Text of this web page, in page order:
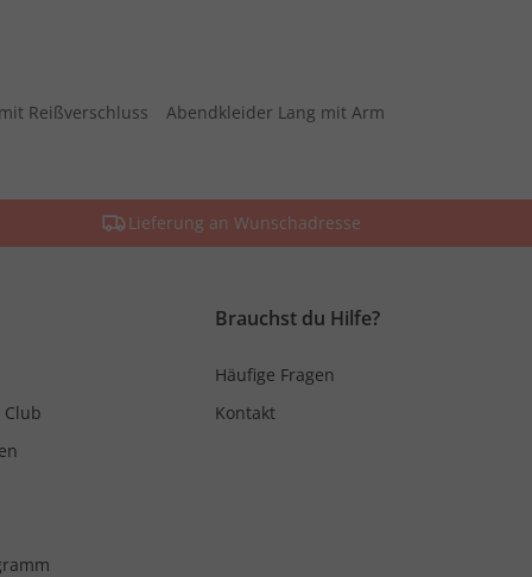
Reißverschluss Abendkleider Lang mit Arm
Lieferung an Wunschadresse
Club
Brauchst du Hilfe?
Häufige Fragen
Kontakt